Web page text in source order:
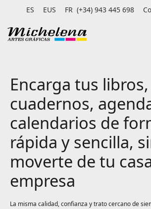
ES EUS FR (+34) 943 445 698
Encarga tus libros,
cuadernos,
calendarios de
rápida y sencilla,
moverte de tu
empresa
La misma calidad, confianza y trato cercano de